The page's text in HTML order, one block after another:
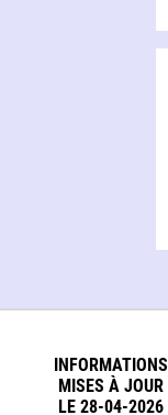
INFORMATIONS
MISES À JOUR
LE 28-04-2026